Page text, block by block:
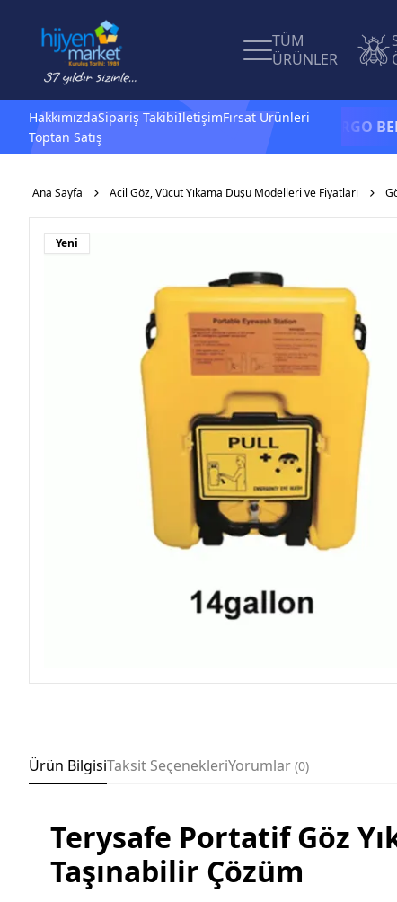
TÜM
ÜRÜNLER
HakkımızdaSipariş TakibiİletişimFırsat Ürünleri
Toptan Satış
1.500 TL ve üzeri alışverişlerinizdeKARGO BEDAVA -
Ana Sayfa Acil Göz, Vücut Yıkama Duşu Modelleri ve Fiyatları
Yeni
Ürün BilgisiTaksit SeçenekleriYorumlar 0
Terysafe Portatif Göz
Taşınabilir Çözüm